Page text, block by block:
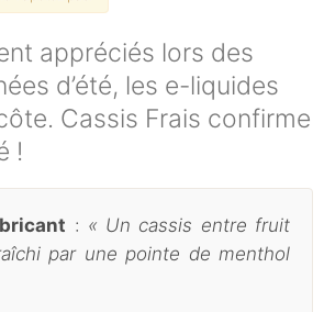
appréciés lors des
d’été, les e-liquides
Cassis Frais confirme
!
: « Un cassis entre fruit
par une pointe de menthol